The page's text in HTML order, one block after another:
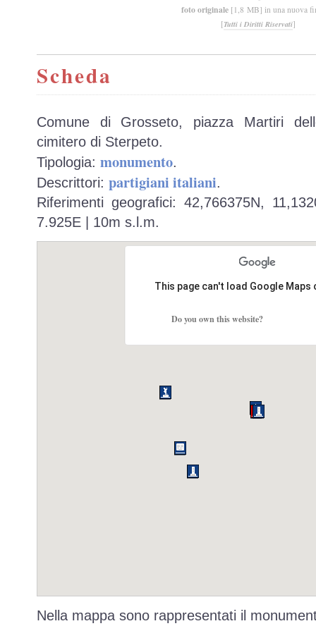
foto originale [1,8 MB] in una nuova
[Tutti i Diritti Riservati]
Scheda
Comune di Grosseto, piazza Martiri
cimitero di Sterpeto.
Tipologia: monumento.
Descrittori: partigiani italiani.
Riferimenti geografici: 42,766375N,
7.925E | 10m s.l.m.
This page can't load Google
Do you own this website?
Nella mappa sono rappresentati il